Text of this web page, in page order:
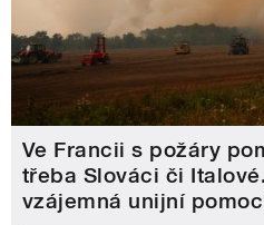
Ve Francii s požáry
třeba Slováci či
vzájemná unijní